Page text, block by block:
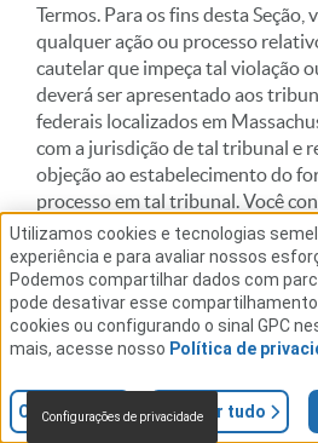
Termos. Para os fins desta Seção,
qualquer ação ou processo
cautelar que impeça tal violação
deverá ser apresentado aos
federais localizados em
com a jurisdição de tal tribunal e
objeção ao estabelecimento do
processo em tal tribunal. Você
notificação de qualquer
feita à parte em questão por
conforme previsto nas leis,
regras locais aplicáveis.
17. ARBITRAGEM
A AÇÕES COLETIVAS E
Utilizamos cookies e tecnologias
experiência e para avaliar nossos
Podemos compartilhar dados com
pode desativar esse
cookies ou configurando o sinal GPC
mais, acesse nosso Política de
Rejeitar tudo
Configurações
Configurações de privacidade